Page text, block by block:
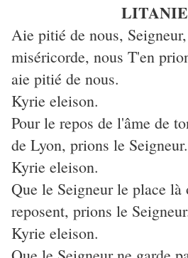
Aie pitié de nous,
miséricorde, nous T'en
aie pitié de nous.
Kyrie eleison.
Pour le repos de l'âme de
de Lyon, prions le Seigneur.
Kyrie eleison.
Que le Seigneur le place là
reposent, prions le
Kyrie eleison.